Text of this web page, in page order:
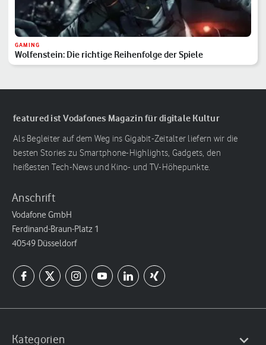
GAMING
Wolfenstein: Die richtige Reihenfolge der Spiele
featured ist Vodafones Magazin für digitale Kultur
Als Begleiter auf dem Weg ins Gigabit-Zeitalter liefern wir die
besten Stories zu Smartphone-Highlights, Gadgets, den
heißesten Tech-News und Kino- und TV-Höhepunkte.
Anschrift
Vodafone GmbH
Ferdinand-Braun-Platz 1
40549 Düsseldorf
Kategorien